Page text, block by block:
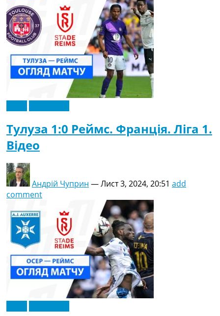
Тулуза 1:0 Реймс. Франція. Ліга 1.
Відео
Андрій Чуприн —Лист 3, 2024, 20:51 add
comment